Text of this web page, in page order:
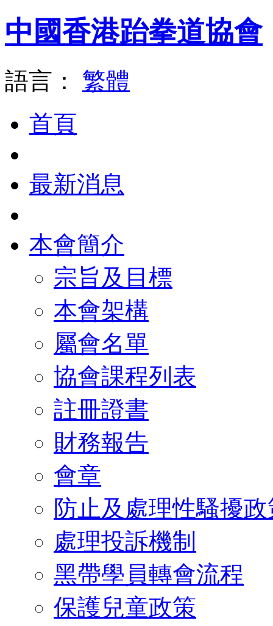
中國香港跆拳道協會
語言： 繁體
首頁
最新消息
本會簡介
宗旨及目標
本會架構
屬會名單
協會課程列表
註冊證書
財務報告
會章
防止及處理性騷擾
處理投訴機制
黑帶學員轉會流程
保護兒童政策